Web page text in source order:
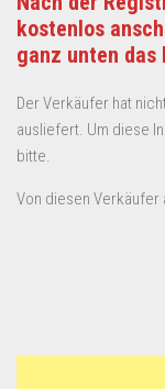
kostenlos
ganz unten
Der Verkäufer hat
ausliefert. Um diese
bitte.
Von diesen